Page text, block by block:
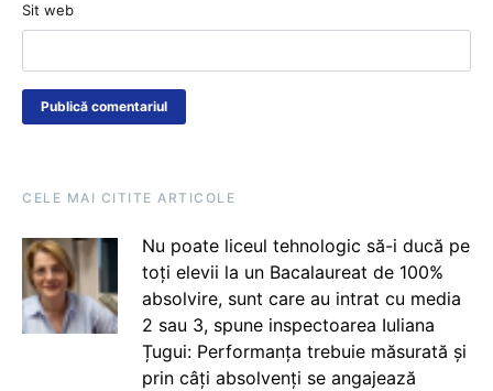
Sit web
CELE MAI CITITE ARTICOLE
Nu poate liceul tehnologic să-i ducă pe
toți elevii la un Bacalaureat de 100%
absolvire, sunt care au intrat cu media
2 sau 3, spune inspectoarea Iuliana
Țugui: Performanța trebuie măsurată și
prin câți absolvenți se angajează